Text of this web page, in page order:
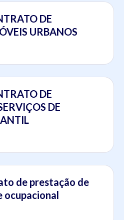
DE
URBANOS
DE
DE
de prestação de
ocupacional